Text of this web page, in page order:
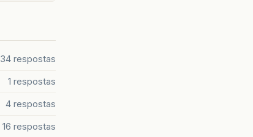
34 respostas
1 respostas
4 respostas
16 respostas